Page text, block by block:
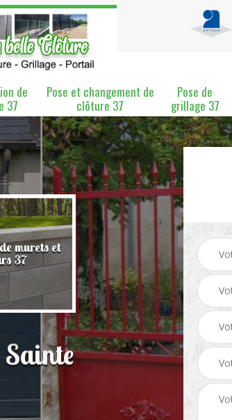
de
37
Pose et changement de
clôture 37
Pose de
grillage 37
murets et
37
Installation de clôture
37